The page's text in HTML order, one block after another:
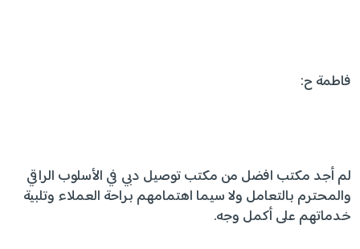
فاطمة ح:
لم أجد مكتب افضل من مكتب توصيل دبي في الأسلوب الراقي
والمحترم بالتعامل ولا سيما اهتمامهم براحة العملاء وتلبية
خدماتهم على أكمل وجه.